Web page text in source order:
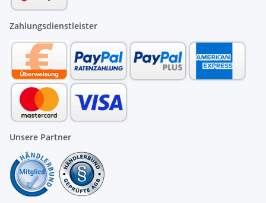
Zahlungsdienstleister
Unsere Partner